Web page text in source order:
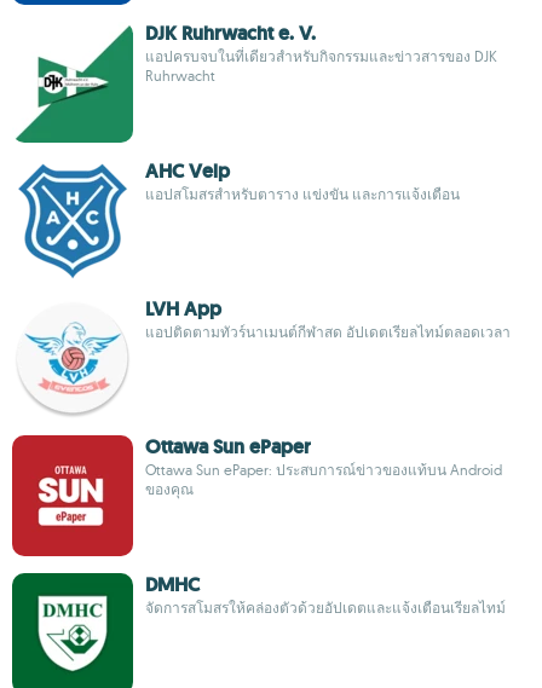
DJK Ruhrwacht e. V.
แอปครบจบในที่เดียวสำหรับกิจกรรมและข่าวสารของ DJK
Ruhrwacht
AHC Velp
แอปสโมสรสำหรับตาราง แข่งขัน และการแจ้งเตือน
LVH App
แอปติดตามทัวร์นาเมนต์กีฬาสด อัปเดตเรียลไทม์ตลอดเวลา
Ottawa Sun ePaper
Ottawa Sun ePaper: ประสบการณ์ข่าวของแท้บน Android
ของคุณ
DMHC
จัดการสโมสรให้คล่องตัวด้วยอัปเดตและแจ้งเตือนเรียลไทม์